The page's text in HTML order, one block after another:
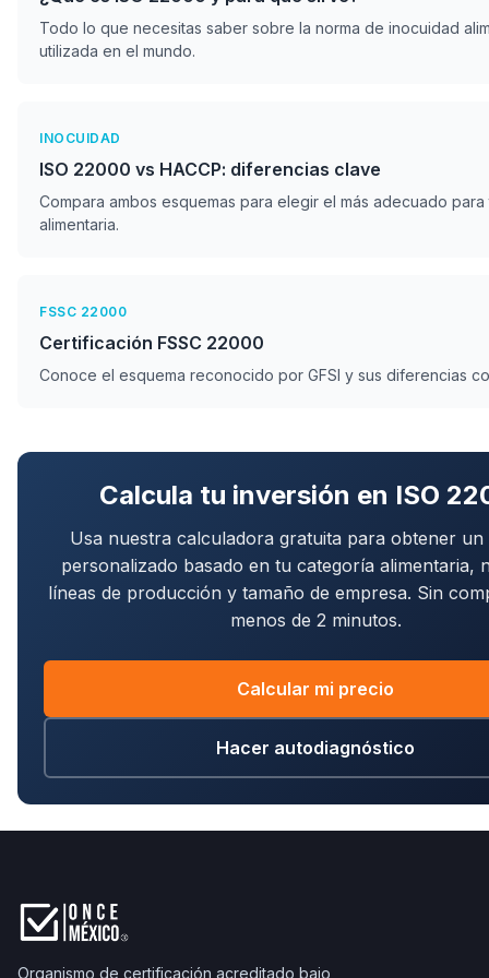
Todo lo que necesitas saber sobre la norma de inocuidad
utilizada en el mundo.
INOCUIDAD
ISO 22000 vs HACCP: diferencias clave
Compara ambos esquemas para elegir el más adecuado para
alimentaria.
FSSC 22000
Certificación FSSC 22000
Conoce el esquema reconocido por GFSI y sus diferencias
Calcula tu inversión en ISO
Usa nuestra calculadora gratuita para obtener un
personalizado basado en tu categoría alimentaria,
líneas de producción y tamaño de empresa. Sin
menos de 2 minutos.
Calcular mi precio
Hacer autodiagnóstico
Organismo de certificación acreditado bajo